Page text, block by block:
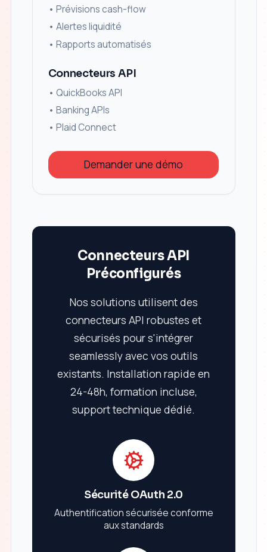
• Prévisions cash-flow
• Alertes liquidité
• Rapports automatisés
Connecteurs API
• QuickBooks API
• Banking APIs
• Plaid Connect
Demander une démo
Connecteurs API
Préconfigurés
Nos solutions utilisent des
connecteurs API robustes et
sécurisés pour s'intégrer
seamlessly avec vos outils
existants. Installation rapide en
24-48h, formation incluse,
support technique dédié.
Sécurité OAuth 2.0
Authentification sécurisée conforme
aux standards